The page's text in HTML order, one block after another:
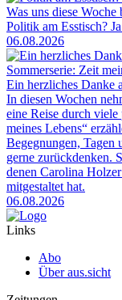
Was uns diese Woche
Politik am Esstisch?
06.08.2026
Sommerserie: Zeit
Ein herzliches Danke
In diesen Wochen
eine Reise durch
meines Lebens“
Begegnungen, Tagen
gerne zurückdenken.
denen Carolina
mitgestaltet hat.
06.08.2026
Links
Abo
Über aus.sicht